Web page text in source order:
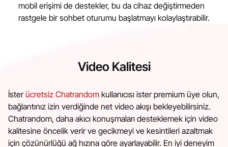
mobil erişimi de destekler, bu da cihaz değiştirmeden
rastgele bir sohbet oturumu başlatmayı kolaylaştırabilir.
Video Kalitesi
İsterücretsiz Chatrandom kullanıcısı ister premium üye olun,
bağlantınız izin verdiğinde net video akışı bekleyebilirsiniz.
Chatrandom, daha akıcı konuşmaları desteklemek için video
kalitesine öncelik verir ve gecikmeyi ve kesintileri azaltmak
için çözünürlüğü ağ hızına göre ayarlayabilir. En iyi deneyim